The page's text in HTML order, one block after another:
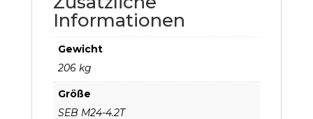
Informationen
Gewicht
206 kg
Größe
SEB M24-4.2T